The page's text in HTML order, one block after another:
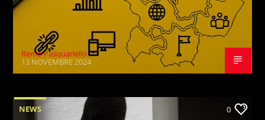
Remo Pasquariello
13 NOVEMBRE 2024
NEWS 0